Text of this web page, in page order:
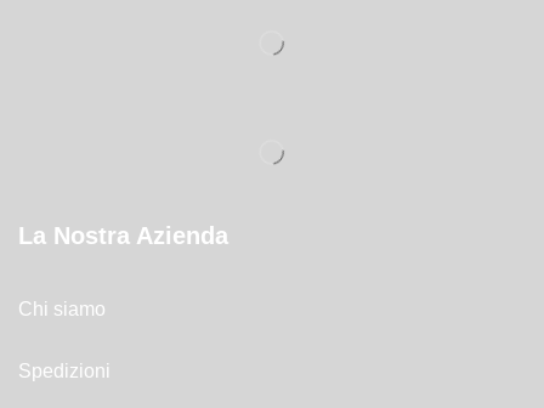
La Nostra Azienda
Chi siamo
Spedizioni